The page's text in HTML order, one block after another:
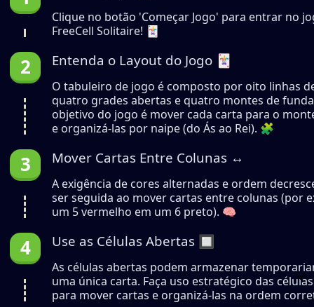
Clique no botão 'Começar Jogo' para entrar no
FreeCell Solitaire! 🃏
Entenda o Layout do Jogo 🃏
O tabuleiro de jogo é composto por oito linhas
quatro grades abertas e quatro montes de
objetivo do jogo é mover cada carta para o
e organizá-las por naipe (do Ás ao Rei). 🧩
Mover Cartas Entre Colunas ↔️
A exigência de cores alternadas e ordem
ser seguida ao mover cartas entre colunas (por
um 5 vermelho em um 6 preto). 🧠
Use as Células Abertas 🔲
As células abertas podem armazenar
uma única carta. Faça uso estratégico das
para mover cartas e organizá-las na ordem